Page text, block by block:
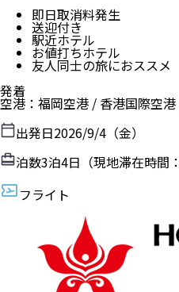
即日取消料発生
送迎付き
駅近ホテル
お値打ちホテル
友人同士の旅におススメ
発着
空港 ： 福岡空港 / 香港国際空港
出発日2026/9/4（金）
泊数3泊4日（現地滞在時間：
フライト